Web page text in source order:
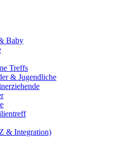
Baby
Treffs
& Jugendliche
& Integration)